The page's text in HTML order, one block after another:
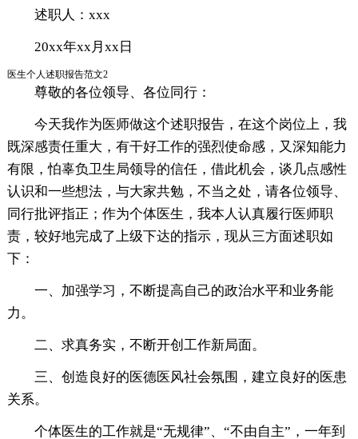
述职人：xxx
20xx年xx月xx日
医生个人述职报告范文2
尊敬的各位领导、各位同行：
今天我作为医师做这个述职报告，在这个岗位上，我
既深感责任重大，有干好工作的强烈使命感，又深知能力
有限，怕辜负卫生局领导的信任，借此机会，谈几点感性
认识和一些想法，与大家共勉，不当之处，请各位领导、
同行批评指正；作为个体医生，我本人认真履行医师职
责，较好地完成了上级下达的指示，现从三方面述职如
下：
一、加强学习，不断提高自己的政治水平和业务能
力。
二、求真务实，不断开创工作新局面。
三、创造良好的医德医风社会氛围，建立良好的医患
关系。
个体医生的工作就是“无规律”、“不由自主”，一年到